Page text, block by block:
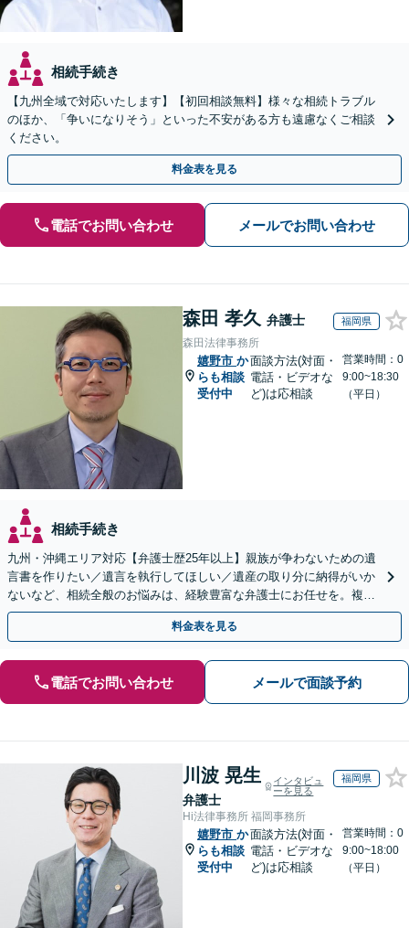
相続手続き
【九州全域で対応いたします】【初回相談無料】様々な相続トラブル
のほか、「争いになりそう」といった不安がある方も遠慮なくご相談
ください。
料金表を見る
電話でお問い合わせ メールでお問い合わせ
森田 孝久 弁護士 福岡県
森田法律事務所
嬉野市 か
らも相談
受付中
面談方法(対面・
電話・ビデオな
ど)は応相談
営業時間：0
9:00~18:30
（平日）
相続手続き
九州・沖縄エリア対応【弁護士歴25年以上】親族が争わないための遺
言書を作りたい／遺言を執行してほしい／遺産の取り分に納得がいか
ないなど、相続全般のお悩みは、経験豊富な弁護士にお任せを。複雑
な問題も粘り強く対応し、解決に導きます。
料金表を見る
電話でお問い合わせ メールで面談予約
川波 晃生
弁護士
インタビュ
ーを見る
福岡県
Hi法律事務所 福岡事務所
嬉野市 か
らも相談
受付中
面談方法(対面・
電話・ビデオな
ど)は応相談
営業時間：0
9:00~18:00
（平日）